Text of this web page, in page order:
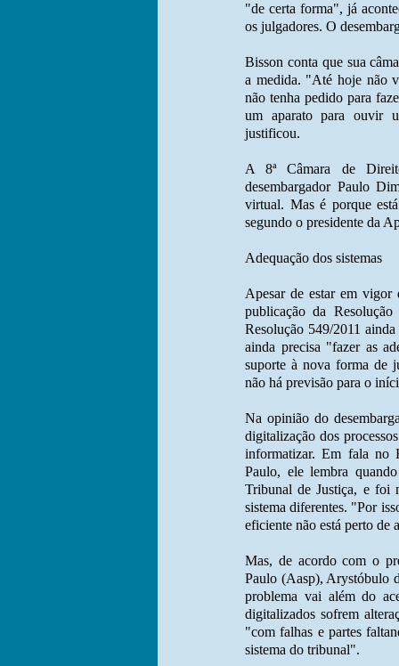
"de certa forma", já
os julgadores. O
Bisson conta que sua
a medida. "Até hoje não
não tenha pedido para
um aparato para ouvir
justificou.
A 8ª Câmara de
desembargador Paulo
virtual. Mas é porque
segundo o presidente da
Adequação dos sistemas
Apesar de estar em vigor
publicação da
Resolução 549/2011
ainda precisa "fazer as
suporte à nova forma de
não há previsão para o
Na opinião do
digitalização dos
informatizar. Em fala no
Paulo, ele lembra
Tribunal de Justiça, e foi
sistema diferentes. "Por
eficiente não está perto de
Mas, de acordo com o
Paulo (Aasp), Arystóbulo
problema vai além do
digitalizados sofrem
"com falhas e partes
sistema do tribunal".